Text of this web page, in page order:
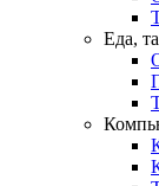
Еда,